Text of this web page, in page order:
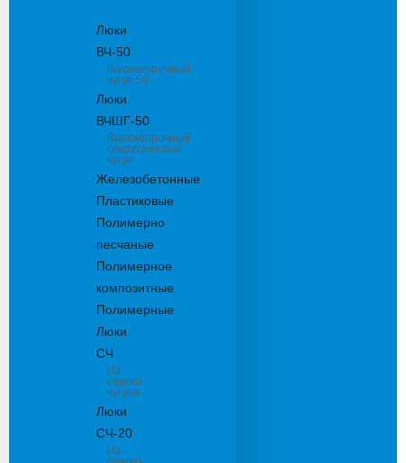
Люки
ВЧ-50
Высокопрочный
чугун 50
Люки
ВЧШГ-50
Высокопрочный
сверхтяжелый
чугун
Железобетонные
Пластиковые
Полимерно
песчаные
Полимерное
композитные
Полимерные
Люки
СЧ
Из
серого
чугуна
Люки
СЧ-20
Из